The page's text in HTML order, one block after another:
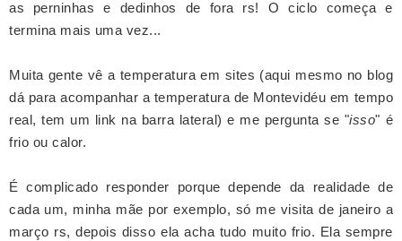
as perninhas e dedinhos de fora rs! O ciclo começa e
termina mais uma vez...
Muita gente vê a temperatura em sites (aqui mesmo no blog
dá para acompanhar a temperatura de Montevidéu em tempo
real, tem um link na barra lateral) e me pergunta se "isso" é
frio ou calor.
É complicado responder porque depende da realidade de
cada um, minha mãe por exemplo, só me visita de janeiro a
março rs, depois disso ela acha tudo muito frio. Ela sempre